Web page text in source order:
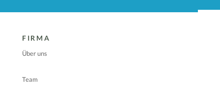
FIRMA
Über uns
Team